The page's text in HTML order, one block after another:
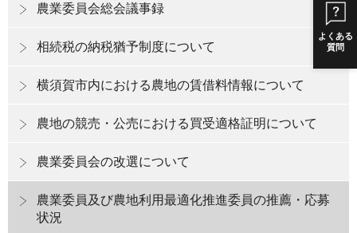
よくある
質問
農業委員会総会議事録
相続税の納税猶予制度について
横須賀市内における農地の賃借料情報について
農地の競売・公売における買受適格証明について
農業委員会の改選について
農業委員及び農地利用最適化推進委員の推薦・応募
状況